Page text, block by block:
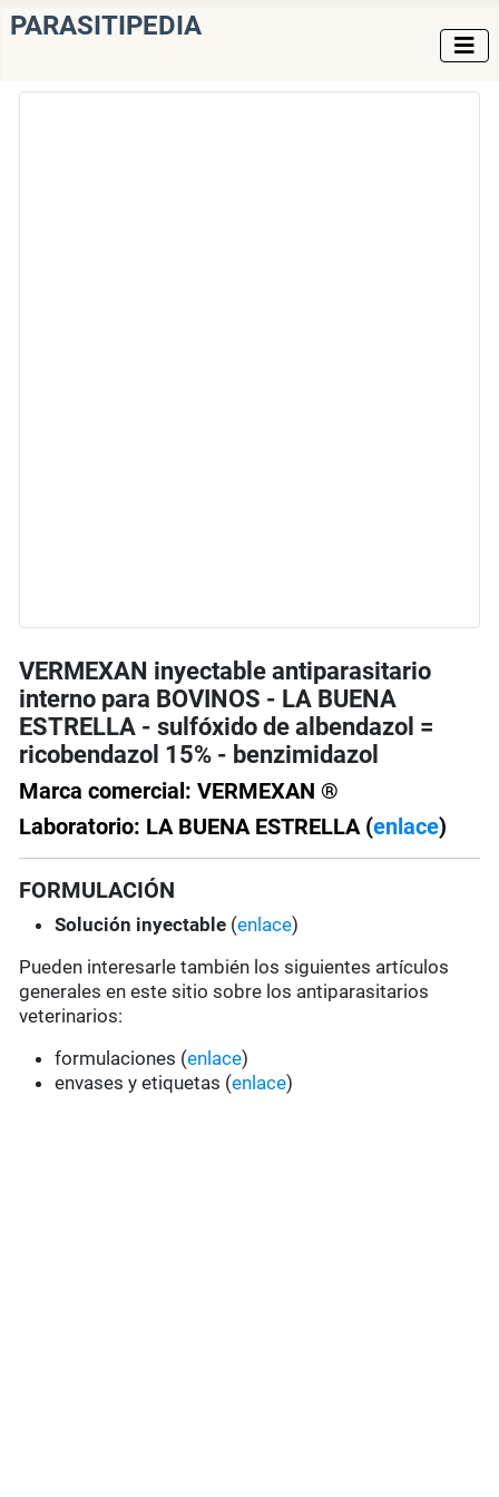
PARASITIPEDIA
VERMEXAN inyectable antiparasitario
interno para BOVINOS - LA BUENA
ESTRELLA - sulfóxido de albendazol =
ricobendazol 15% - benzimidazol
Marca comercial: VERMEXAN ®
Laboratorio: LA BUENA ESTRELLA (enlace)
FORMULACIÓN
Solución inyectable (enlace)
Pueden interesarle también los siguientes artículos
generales en este sitio sobre los antiparasitarios
veterinarios:
formulaciones (enlace)
envases y etiquetas (enlace)